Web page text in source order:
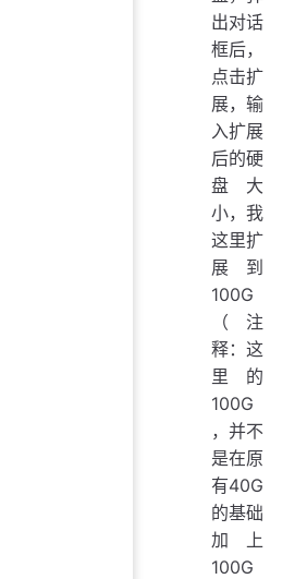
出对话
框后，
点击扩
展，输
入扩展
后的硬
盘大
小，我
这里扩
展到
100G
（注
释：这
里的
100G
，并不
是在原
有40G
的基础
加上
100G